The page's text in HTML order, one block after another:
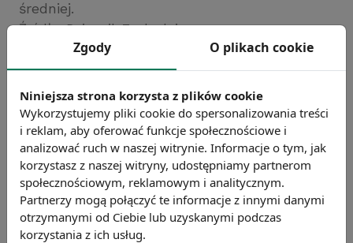
średniej.
Źródło: Dziennik Zachodni
Chcesz wiedzieć więcej?
Zobacz więcej wiadomości
Zgody O plikach cookie
Niniejsza strona korzysta z plików cookie
Wykorzystujemy pliki cookie do spersonalizowania treści
i reklam, aby oferować funkcje społecznościowe i
analizować ruch w naszej witrynie. Informacje o tym, jak
korzystasz z naszej witryny, udostępniamy partnerom
społecznościowym, reklamowym i analitycznym.
Partnerzy mogą połączyć te informacje z innymi danymi
otrzymanymi od Ciebie lub uzyskanymi podczas
korzystania z ich usług.